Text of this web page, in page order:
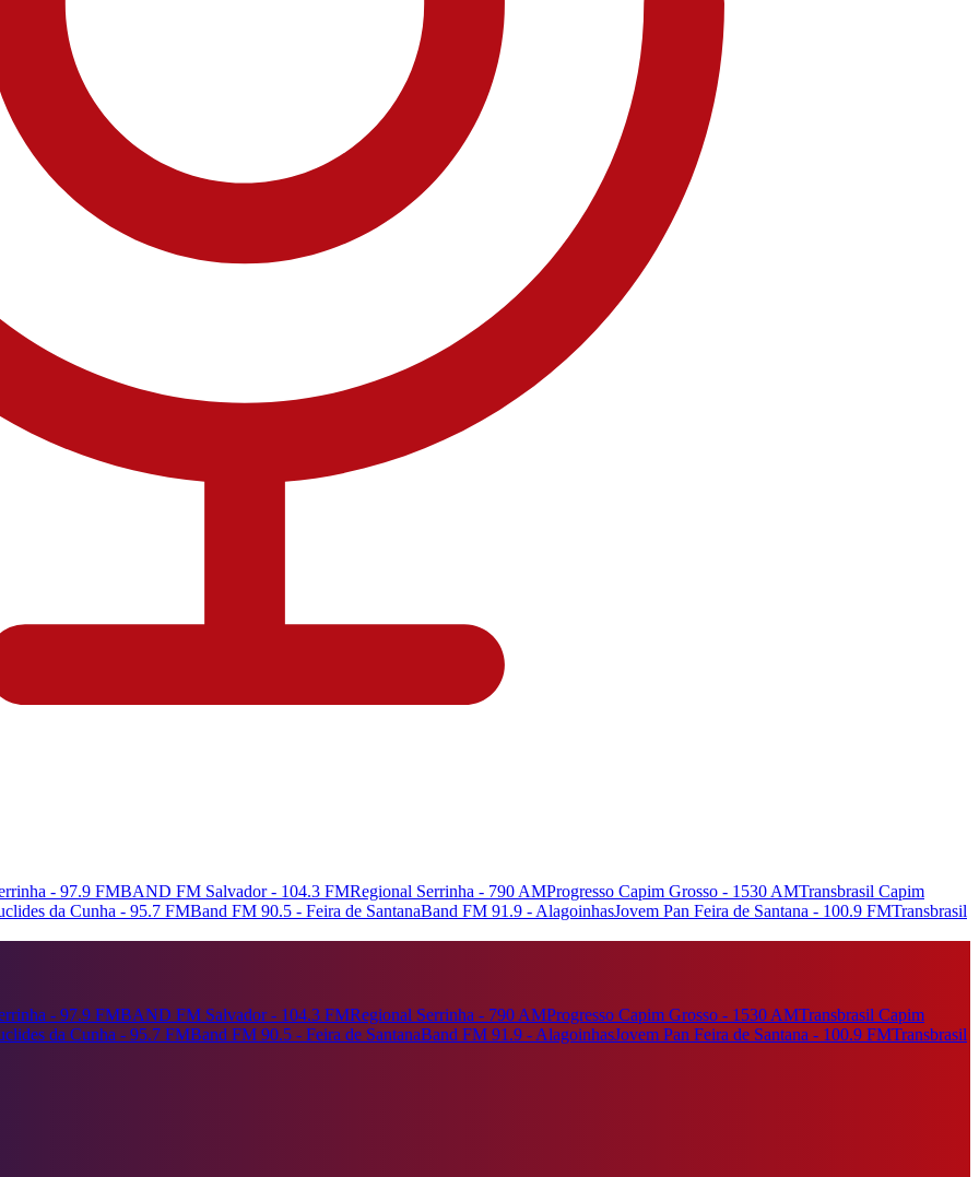
- 97.9 FMBAND FM Salvador - 104.3 FMRegional Serrinha - 790 AMProgresso Capim Grosso - 1530 AMTransbrasil Capim
da Cunha - 95.7 FMBand FM 90.5 - Feira de SantanaBand FM 91.9 - AlagoinhasJovem Pan Feira de Santana - 100.9 FMTransbrasil
- 97.9 FMBAND FM Salvador - 104.3 FMRegional Serrinha - 790 AMProgresso Capim Grosso - 1530 AMTransbrasil Capim
da Cunha - 95.7 FMBand FM 90.5 - Feira de SantanaBand FM 91.9 - AlagoinhasJovem Pan Feira de Santana - 100.9 FMTransbrasil